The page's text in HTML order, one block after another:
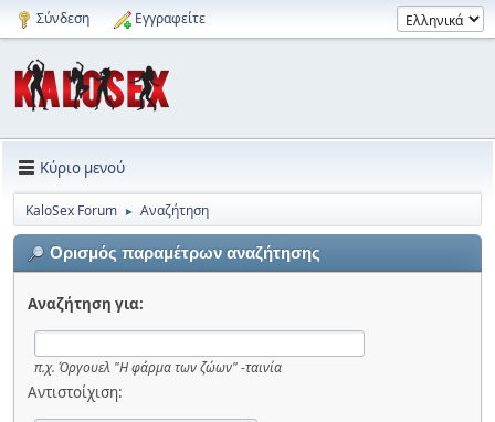
Σύνδεση Εγγραφείτε
Κύριο μενού
KaloSex Forum ► Αναζήτηση
Ορισμός παραμέτρων αναζήτησης
Αναζήτηση για:
π.χ. Όργουελ "Η φάρμα των ζώων" -ταινία
Αντιστοίχιση: